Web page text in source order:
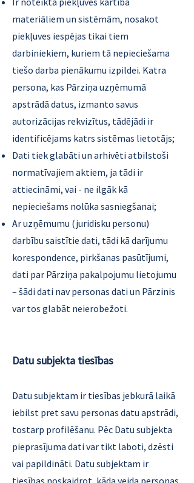
materiāliem un sistēmām, nosakot
piekļuves iespējas tikai tiem
darbiniekiem, kuriem tā nepieciešama
tiešo darba pienākumu izpildei. Katra
persona, kas Pārziņa uzņēmumā
apstrādā datus, izmanto savus
autorizācijas rekvizītus, tādējādi ir
identificējams katrs sistēmas lietotājs;
Dati tiek glabāti un arhivēti atbilstoši
normatīvajiem aktiem, ja tādi ir
attiecināmi, vai - ne ilgāk kā
nepieciešams nolūka sasniegšanai;
Ar uzņēmumu (juridisku personu)
darbību saistītie dati, tādi kā darījumu
korespondence, pirkšanas pasūtījumi,
dati par Pārziņa pakalpojumu lietojumu
– šādi dati nav personas dati un Pārzinis
var tos glabāt neierobežoti.
Datu subjekta tiesības
Datu subjektam ir tiesības jebkurā laikā
iebilst pret savu personas datu apstrādi,
tostarp profilēšanu. Pēc Datu subjekta
pieprasījuma dati var tikt laboti, dzēsti
vai papildināti. Datu subjektam ir
tiesības noskaidrot, kāda veida personas